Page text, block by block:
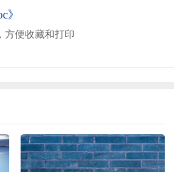
》
方便收藏和打印